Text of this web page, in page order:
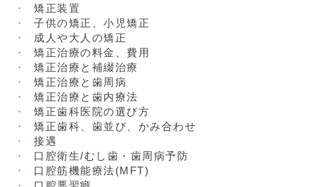
矯正装置
子供の矯正、小児矯正
成人や大人の矯正
矯正治療の料金、費用
矯正治療と補綴治療
矯正治療と歯周病
矯正治療と歯内療法
矯正歯科医院の選び方
矯正歯科、歯並び、かみ合わせ
接遇
口腔衛生/むし歯・歯周病予防
口腔筋機能療法(MFT)